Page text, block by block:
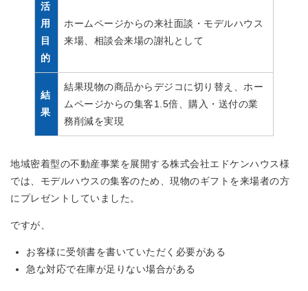
活
用
目
的
ホームページからの来社面談・モデルハウス
来場、相談会来場の謝礼として
結
果
結果現物の商品からデジコに切り替え、ホー
ムページからの集客1.5倍、購入・送付の業
務削減を実現
地域密着型の不動産事業を展開する株式会社エドケンハウス様
では、モデルハウスの集客のため、現物のギフトを来場者の方
にプレゼントしていました。
ですが、
お客様に受領書を書いていただく必要がある
急な対応で在庫が足りない場合がある